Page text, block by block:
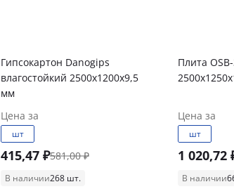
Гипсокартон Danogips
влагостойкий 2500х1200х9,5
мм
Цена за
шт
415,47 ₽581,00 ₽
В наличии268 шт.
Плита OSB-3
Цена за
шт
1 020,72
В наличии